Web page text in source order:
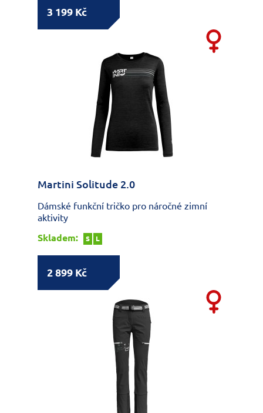
3 199 Kč
Martini Solitude 2.0
Dámské funkční tričko pro náročné zimní
aktivity
Skladem:
S L
2 899 Kč